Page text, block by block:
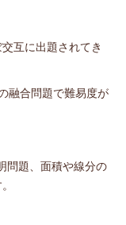
互に出題されてき
融合問題で難易度が
問題、面積や線分の